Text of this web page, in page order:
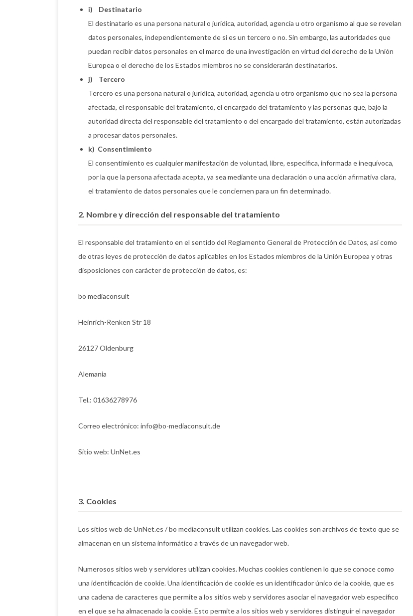
i) Destinatario
El destinatario es una persona natural o jurídica, autoridad, agencia u otro organismo al que se revelan
datos personales, independientemente de si es un tercero o no. Sin embargo, las autoridades que
puedan recibir datos personales en el marco de una investigación en virtud del derecho de la Unión
Europea o el derecho de los Estados miembros no se considerarán destinatarios.
j) Tercero
Tercero es una persona natural o jurídica, autoridad, agencia u otro organismo que no sea la persona
afectada, el responsable del tratamiento, el encargado del tratamiento y las personas que, bajo la
autoridad directa del responsable del tratamiento o del encargado del tratamiento, están autorizadas
a procesar datos personales.
k) Consentimiento
El consentimiento es cualquier manifestación de voluntad, libre, específica, informada e inequívoca,
por la que la persona afectada acepta, ya sea mediante una declaración o una acción afirmativa clara,
el tratamiento de datos personales que le conciernen para un fin determinado.
2. Nombre y dirección del responsable del tratamiento
El responsable del tratamiento en el sentido del Reglamento General de Protección de Datos, así como
de otras leyes de protección de datos aplicables en los Estados miembros de la Unión Europea y otras
disposiciones con carácter de protección de datos, es:
bo mediaconsult
Heinrich-Renken Str 18
26127 Oldenburg
Alemania
Tel.: 01636278976
Correo electrónico: info@bo-mediaconsult.de
Sitio web: UnNet.es
3. Cookies
Los sitios web de UnNet.es / bo mediaconsult utilizan cookies. Las cookies son archivos de texto que se
almacenan en un sistema informático a través de un navegador web.
Numerosos sitios web y servidores utilizan cookies. Muchas cookies contienen lo que se conoce como
una identificación de cookie. Una identificación de cookie es un identificador único de la cookie, que es
una cadena de caracteres que permite a los sitios web y servidores asociar el navegador web específico
en el que se ha almacenado la cookie. Esto permite a los sitios web y servidores distinguir el navegador